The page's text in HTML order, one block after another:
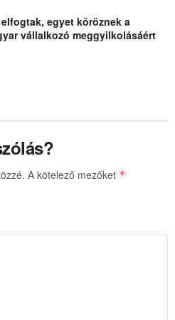
egyet köröznek a
vállalkozó meggyilkolásáért
A kötelező mezőket *